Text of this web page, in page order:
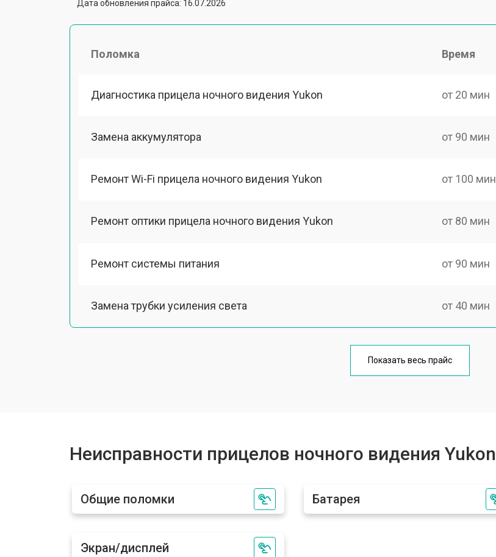
Дата обновления прайса: 16.07.2026
Поломка Время
Диагностика прицела ночного видения Yukon от 20 мин
Замена аккумулятора от 90 мин
Ремонт Wi-Fi прицела ночного видения Yukon от 100 мин
Ремонт оптики прицела ночного видения Yukon от 80 мин
Ремонт системы питания от 90 мин
Замена трубки усиления света от 40 мин
от 100 мин
Показать весь прайс
Неисправности прицелов ночного видения Yukon
Общие поломки Батарея
Экран/дисплей